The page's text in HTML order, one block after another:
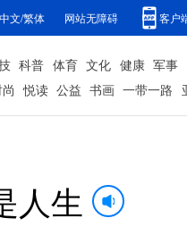
中文/繁体 网站无障碍 客户
科普 体育 文化 健康 军事
悦读 公益 书画 一带一路
人生